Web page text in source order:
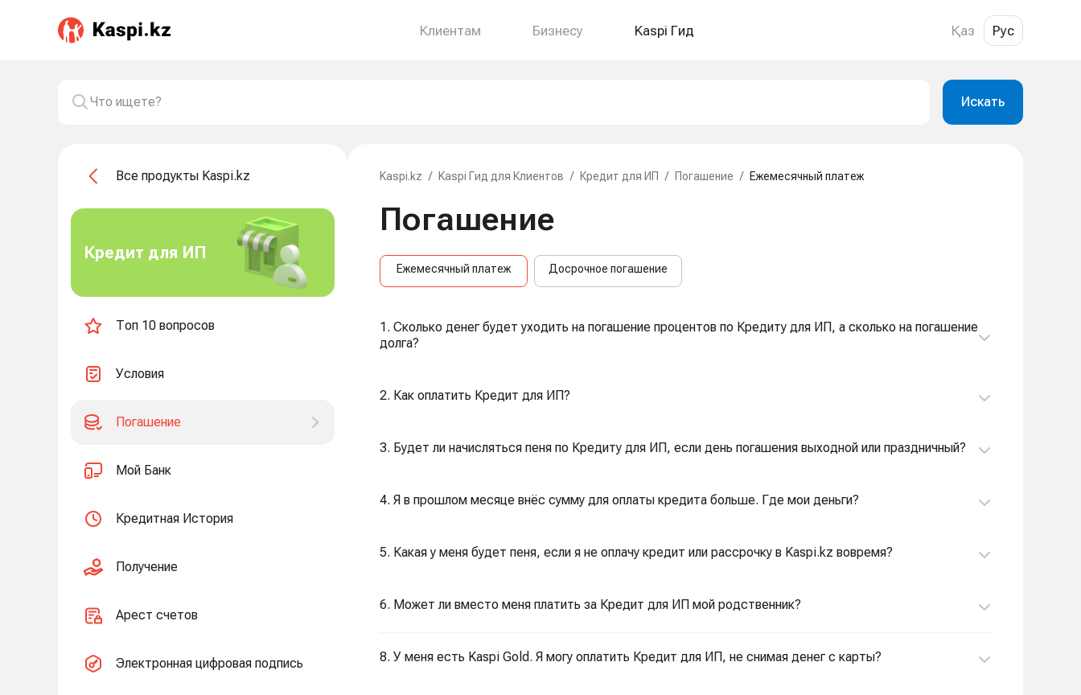
Клиентам Бизнесу Kaspi Гид Қаз Рус
Искать
Все продукты Kaspi.kz
Кредит для ИП
Топ 10 вопросов
Условия
Погашение
Мой Банк
Кредитная История
Получение
Арест счетов
Электронная цифровая подпись
Kaspi.kz / Kaspi Гид для Клиентов / Кредит для ИП / Погашение / Ежемесячный платеж
Погашение
Ежемесячный платеж Досрочное погашение
1. Сколько денег будет уходить на погашение процентов по Кредиту для ИП, а сколько на погашение
долга?
2. Как оплатить Кредит для ИП?
3. Будет ли начисляться пеня по Кредиту для ИП, если день погашения выходной или праздничный?
4. Я в прошлом месяце внёс сумму для оплаты кредита больше. Где мои деньги?
5. Какая у меня будет пеня, если я не оплачу кредит или рассрочку в Kaspi.kz вовремя?
6. Может ли вместо меня платить за Кредит для ИП мой родственник?
8. У меня есть Kaspi Gold. Я могу оплатить Кредит для ИП, не снимая денег с карты?